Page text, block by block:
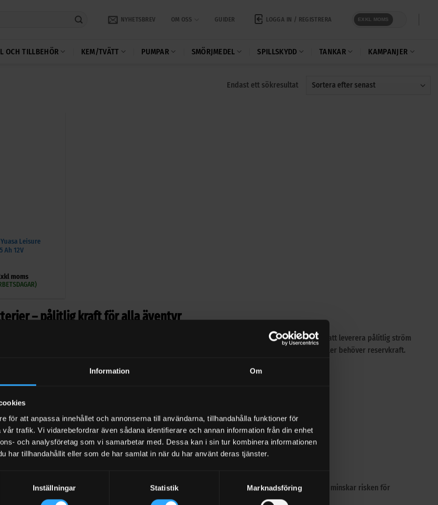
Information Om
för att anpassa innehållet och annonserna till användarna, tillhandahålla funktioner för
trafik. Vi vidarebefordrar även sådana identifierare och annan information från din enhet
och analysföretag som vi samarbetar med. Dessa kan i sin tur kombinera informationen
har tillhandahållit eller som de har samlat in när du har använt deras tjänster.
Inställningar Statistik Marknadsföring
NYHETSBREV OM OSS GUIDER LOGGA IN / REGISTRERA EXKL MOMS
OCH TILLBEHÖR KEM/TVÄTT PUMPAR SMÖRJMEDEL SPILLSKYDD TANKAR KAMPANJER
Endast ett sökresultat
Leisure
Ah 12V
moms
– pålitlig kraft för alla äventyr
stabil och långvarig energikälla till husbilen, båten eller solcellerna? Våra batterier är designade för att leverera pålitlig ström
resa. Med rätt batteri får du en trygg och smidig upplevelse, oavsett om du campar, är ute på sjön eller behöver reservkraft.
dina behov
– underhållsfria och vibrationssäkra, perfekt för fordon och båtar.
lång livslängd och djupurladdningskapacitet, idealiskt för solcellssystem.
– lätta och effektiva med snabb laddning och längre hållbarhet.
rekommenderas en smart laddare anpassad efter batteritypen. Korrekt laddning och förvaring minskar risken för
förlänger livslängden.